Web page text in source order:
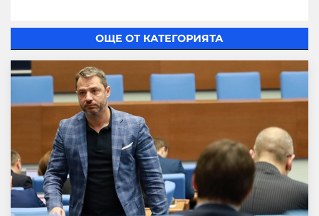
ОЩЕ ОТ КАТЕГОРИЯТА